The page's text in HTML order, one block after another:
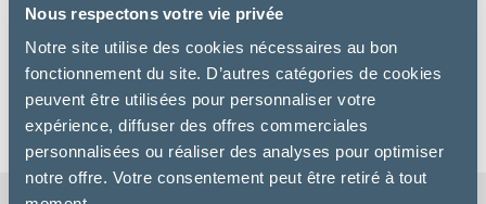
Nous respectons votre vie privée
Notre site utilise des cookies nécessaires au bon
fonctionnement du site. D’autres catégories de cookies
peuvent être utilisées pour personnaliser votre
expérience, diffuser des offres commerciales
personnalisées ou réaliser des analyses pour optimiser
notre offre. Votre consentement peut être retiré à tout
Il n'y a aucun produit associé à votre recherche.
Réinitialiser les filtres